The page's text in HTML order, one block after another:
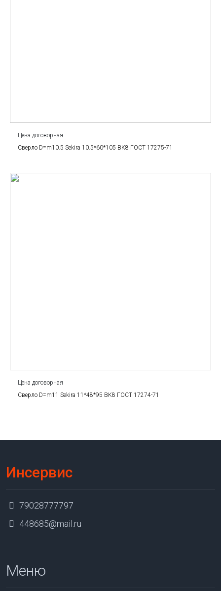
Цена договорная
Сверло D=m10.5 Sekira 10.5*60*105 BK8 ГОСТ 17275-71
Цена договорная
Сверло D=m11 Sekira 11*48*95 BK8 ГОСТ 17274-71
Инсервис
79028777797
448685@mail.ru
Меню